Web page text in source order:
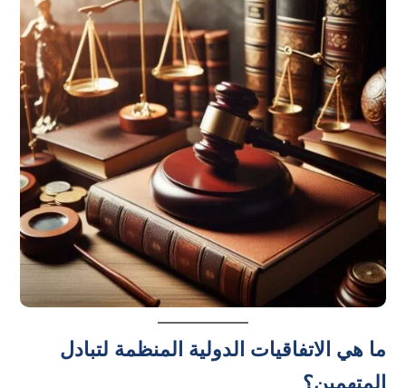
ما هي الاتفاقيات الدولية المنظمة لتبادل
المتهمين؟